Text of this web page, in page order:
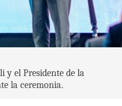
y el Presidente de la
la ceremonia.